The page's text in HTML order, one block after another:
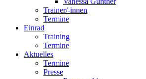
Trainer/-innen
Termine
Einrad
Training
Termine
Aktuelles
Termine
Presse